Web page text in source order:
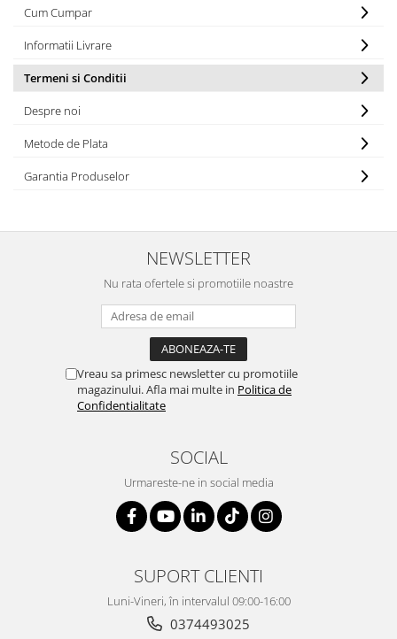
Cum Cumpar
Informatii Livrare
Termeni si Conditii
Despre noi
Metode de Plata
Garantia Produselor
NEWSLETTER
Nu rata ofertele si promotiile noastre
Vreau sa primesc newsletter cu promotiile
magazinului. Afla mai multe in Politica de
Confidentialitate
SOCIAL
Urmareste-ne in social media
SUPORT CLIENTI
Luni-Vineri, în intervalul 09:00-16:00
0374493025